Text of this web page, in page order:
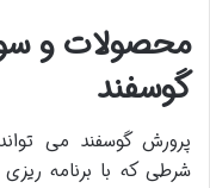
محصولات و
گوسفند
پرورش گوسفند می
شرطی که با برنامه